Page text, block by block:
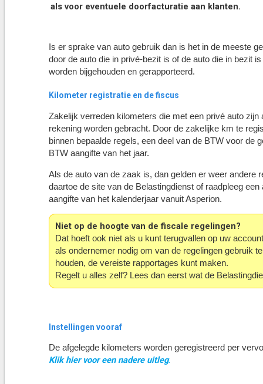
als voor eventuele doorfacturatie aan klanten.
Is er sprake van auto gebruik dan is het in de meeste
door de auto die in privé-bezit is of de auto die in bezit
worden bijgehouden en gerapporteerd.
Kilometer registratie en de fiscus
Zakelijk verreden kilometers die met een privé auto
rekening worden gebracht. Door de zakelijke km te
binnen bepaalde regels, een deel van de BTW voor
BTW aangifte van het jaar.
Als de auto van de zaak is, dan gelden er weer andere
daartoe de site van de Belastingdienst of raadpleeg
aangifte van het kalenderjaar vanuit Asperion.
Niet op de hoogte van de fiscale regelingen?
Dat hoeft ook niet als u kunt terugvallen op uw
als ondernemer nodig om van de regelingen gebruik
houden, de vereiste rapportages kunt maken.
Regelt u alles zelf? Lees dan eerst wat de
Instellingen vooraf
De afgelegde kilometers worden geregistreerd per
Klik hier voor een nadere uitleg.